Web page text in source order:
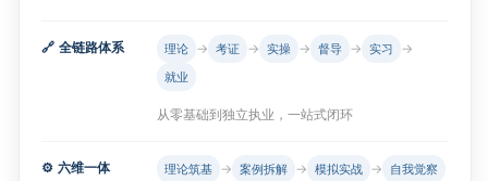
🔗 全链路体系 理论 → 考证 → 实操 → 督导 → 实习 →
就业
从零基础到独立执业，一站式闭环
⚙️ 六维一体
理论筑基 → 案例拆解 → 模拟实战 → 自我觉察